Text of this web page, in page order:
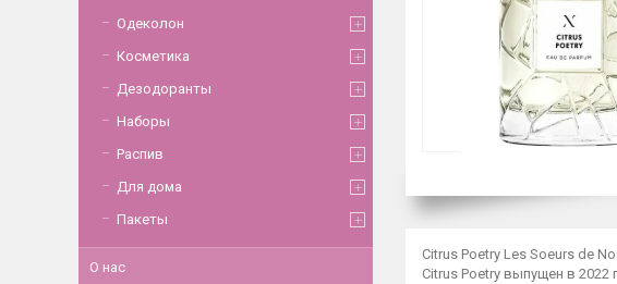
Citrus Poetry Les Soeurs de
Citrus Poetry выпущен в
Одеколон
Косметика
Дезодоранты
Наборы
Распив
Для дома
Пакеты
О нас